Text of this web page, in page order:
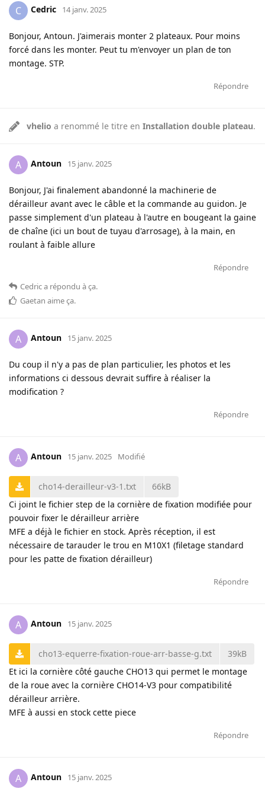
C Cedric 14 janv. 2025
Bonjour, Antoun. J'aimerais monter 2 plateaux. Pour moins
forcé dans les monter. Peut tu m'envoyer un plan de ton
montage. STP.
Répondre
vhelio a renommé le titre en Installation double plateau.
A Antoun 15 janv. 2025
Bonjour, J'ai finalement abandonné la machinerie de
dérailleur avant avec le câble et la commande au guidon. Je
passe simplement d'un plateau à l'autre en bougeant la gaine
de chaîne (ici un bout de tuyau d'arrosage), à la main, en
roulant à faible allure
Répondre
Cedrica répondu à ça.
Gaetan aime ça.
A Antoun 15 janv. 2025
Du coup il n'y a pas de plan particulier, les photos et les
informations ci dessous devrait suffire à réaliser la
modification ?
Répondre
A Antoun 15 janv. 2025 Modifié
cho14-derailleur-v3-1.txt
66kB
Ci joint le fichier step de la cornière de fixation modifiée pour
pouvoir fixer le dérailleur arrière
MFE a déjà le fichier en stock. Après réception, il est
nécessaire de tarauder le trou en M10X1 (filetage standard
pour les patte de fixation dérailleur)
Répondre
A Antoun 15 janv. 2025
cho13-equerre-fixation-roue-arr-basse-g.txt
39kB
Et ici la cornière côté gauche CHO13 qui permet le montage
de la roue avec la cornière CHO14-V3 pour compatibilité
dérailleur arrière.
MFE à aussi en stock cette piece
Répondre
A Antoun 15 janv. 2025